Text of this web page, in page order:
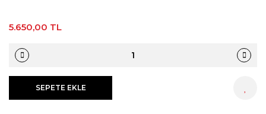
5.650,00 TL
SEPETE EKLE